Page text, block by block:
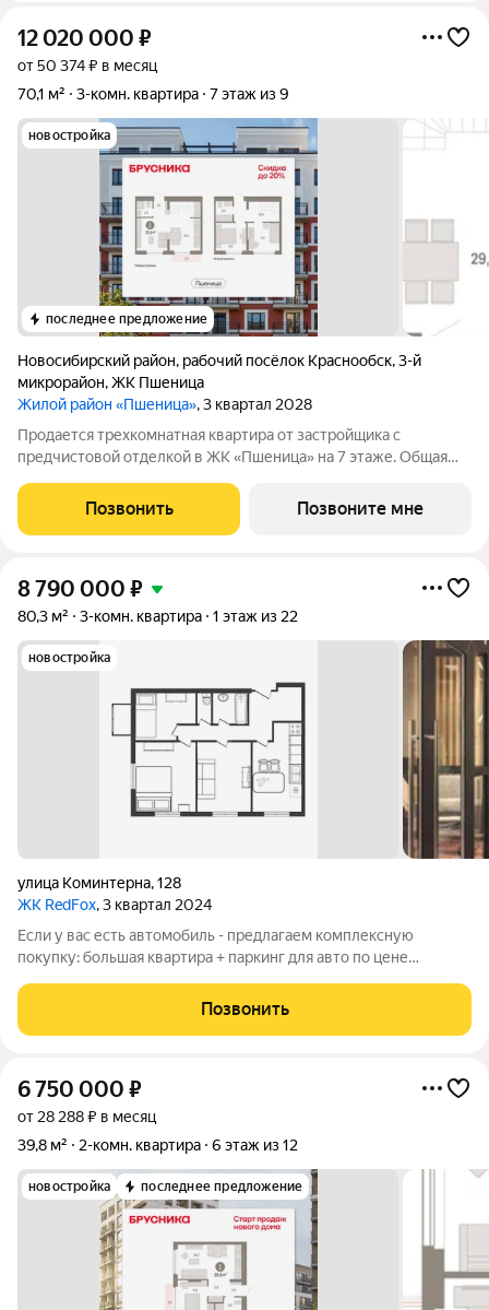
12 020 000 ₽
от 50 374 ₽ в месяц
70,1 м²
3-комн. квартира 7 этаж из 9
новостройка
последнее предложение
Новосибирский район, рабочий посёлок Краснообск,3-й
микрорайон,ЖК Пшеница
Жилой район «Пшеница», 3 квартал 2028
Продается трехкомнатная квартира от застройщика с
предчистовой отделкой в ЖК «Пшеница» на 7 этаже. Общая
кухни-гостиной: 29.41 кв.м. Высота потолков 2.82 м. Продаётся
с паркингом и
Позвонить Позвоните мне
8 790 000 ₽
80,3 м² 3-комн. квартира 1 этаж из 22
новостройка
улица Коминтерна,128
ЖК RedFox, 3 квартал 2024
Если у вас есть автомобиль - предлагаем комплексную
покупку: большая квартира + паркинг для авто по цене
обсудим. Итак, для души: Эта квартира это ваш чистый лист
бумаги. Здесь вы сможете воплотить
Позвонить
6 750 000 ₽
от 28 288 ₽ в месяц
39,8 м²
2-комн. квартира 6 этаж из 12
новостройка последнее предложение